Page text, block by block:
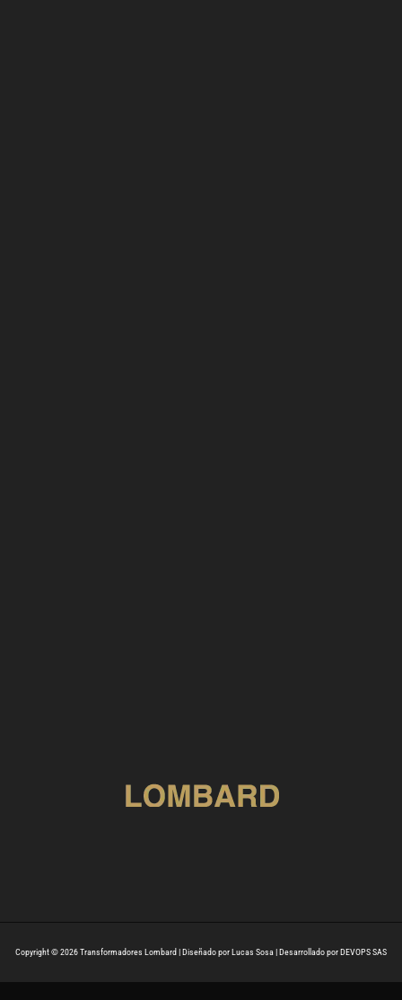
Copyright © 2026 Transformadores Lombard | Diseñado por Lucas Sosa | Desarrollado por DEVOPS SAS